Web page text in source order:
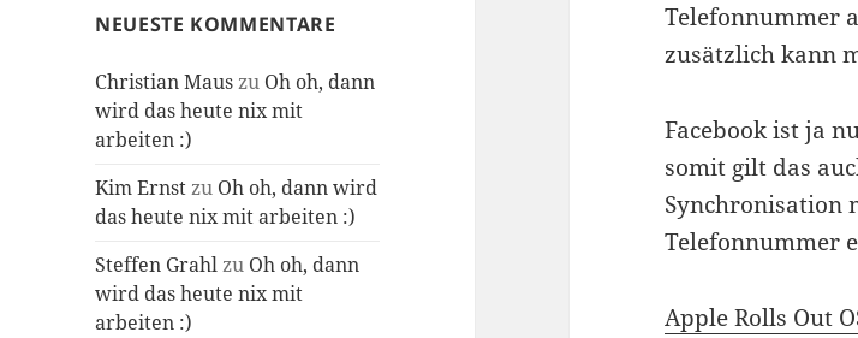
NEUESTE KOMMENTARE
Christian Mauszu Oh oh, dann
wird das heute nix mit
arbeiten :)
Kim Ernstzu Oh oh, dann wird
das heute nix mit arbeiten :)
Steffen Grahlzu Oh oh, dann
wird das heute nix mit
arbeiten :)
Telefonnummer
zusätzlich kann
Facebook ist ja
somit gilt das
Synchronisation
Telefonnummer
Apple Rolls Out